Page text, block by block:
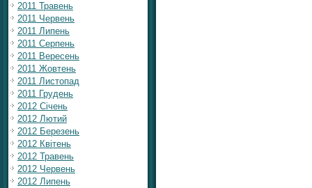
2011 Травень
2011 Червень
2011 Липень
2011 Серпень
2011 Вересень
2011 Жовтень
2011 Листопад
2011 Грудень
2012 Січень
2012 Лютий
2012 Березень
2012 Квітень
2012 Травень
2012 Червень
2012 Липень